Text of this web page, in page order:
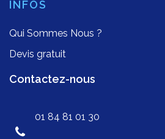
INFOS
Qui Sommes Nous ?
Devis gratuit
Contactez-nous
01 84 81 01 30